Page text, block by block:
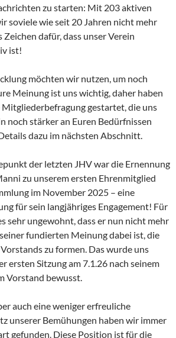
zu starten: Mit 203 aktiven
soviele wie seit 20 Jahren nicht mehr
Zeichen dafür, dass unser Verein
ist!
möchten wir nutzen, um noch
Meinung ist uns wichtig, daher haben
gestartet, die uns
noch stärker an Euren Bedürfnissen
dazu im nächsten Abschnitt.
der letzten JHV war die Ernennung
zu unserem ersten Ehrenmitglied
im November 2025 – eine
für sein langjähriges Engagement! Für
sehr ungewohnt, dass er nun nicht mehr
fundierten Meinung dabei ist, die
zu formen. Das wurde uns
ersten Sitzung am 7.1.26 nach seinem
Vorstand bewusst.
auch eine weniger erfreuliche
unserer Bemühungen haben wir immer
gefunden. Diese Position ist für die